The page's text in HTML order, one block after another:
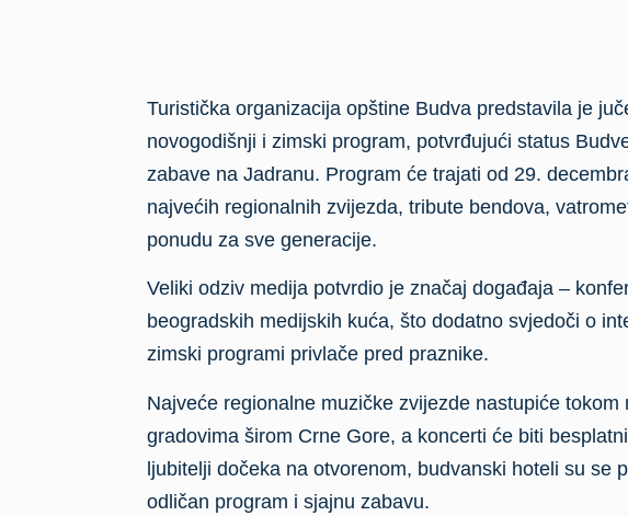
Turistička organizacija opštine Budva predstavila je
novogodišnji i zimski program, potvrđujući status
zabave na Jadranu. Program će trajati od 29.
najvećih regionalnih zvijezda, tribute bendova,
ponudu za sve generacije.
Veliki odziv medija potvrdio je značaj događaja –
beogradskih medijskih kuća, što dodatno svjedoči o
zimski programi privlače pred praznike.
Najveće regionalne muzičke zvijezde nastupiće
gradovima širom Crne Gore, a koncerti će biti
ljubitelji dočeka na otvorenom, budvanski hoteli su se
odličan program i sjajnu zabavu.